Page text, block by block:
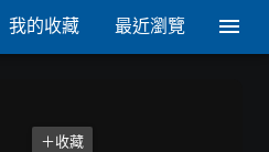
我的收藏 最近瀏覽
＋收藏